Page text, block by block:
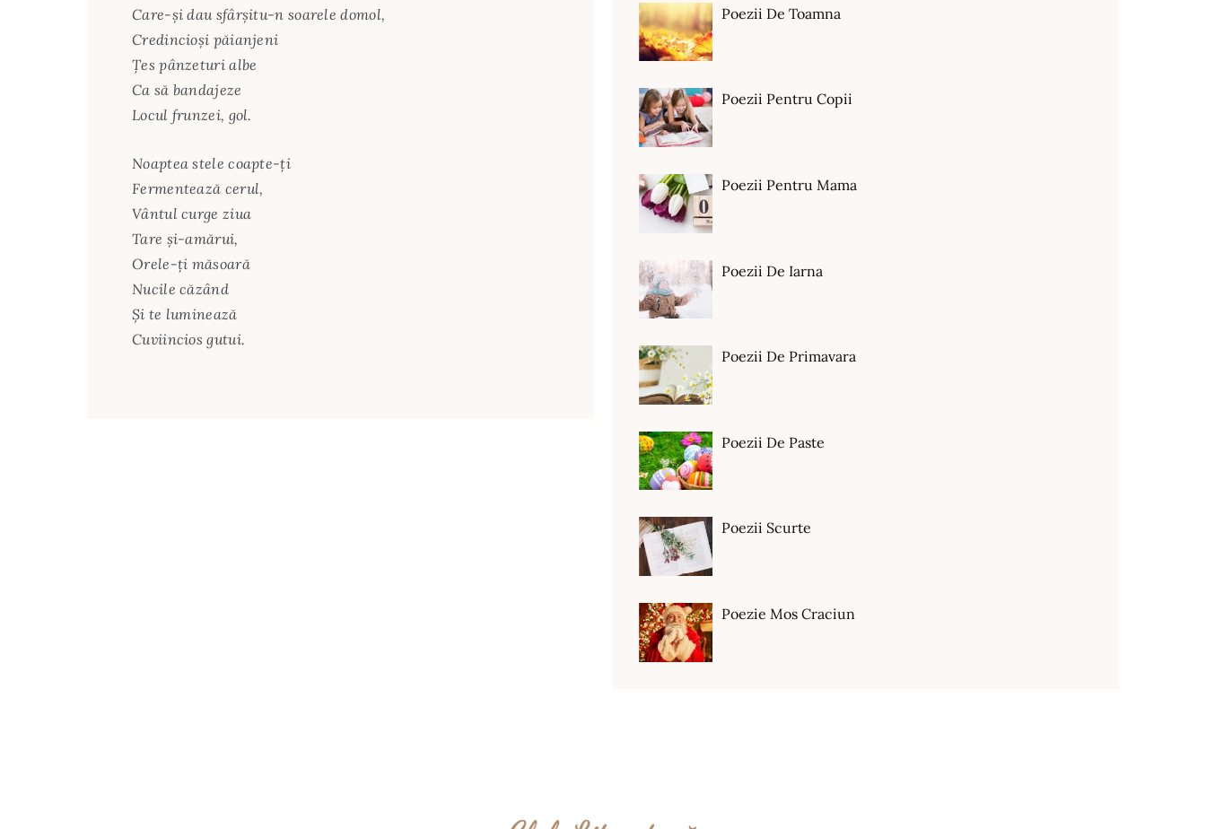
Care-şi dau sfârşitu-n soarele domol,
Credincioşi păianjeni
Ţes pânzeturi albe
Ca să bandajeze
Locul frunzei, gol.
Noaptea stele coapte-ţi
Fermentează cerul,
Vântul curge ziua
Tare şi-amărui,
Orele-ţi măsoară
Nucile căzând
Şi te luminează
Cuviincios gutui.
Poezii De Toamna
Poezii Pentru Copii
Poezii Pentru Mama
Poezii De Iarna
Poezii De Primavara
Poezii De Paste
Poezii Scurte
Poezie Mos Craciun